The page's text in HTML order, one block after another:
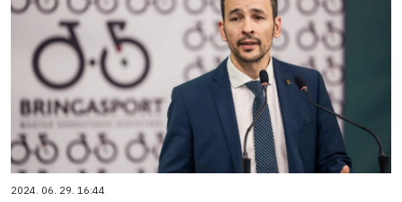
2024. 06. 29. 16:44